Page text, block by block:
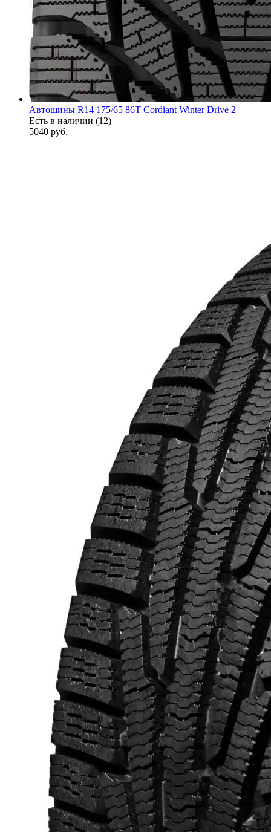
Автошины R14 175/65 86T Cordiant Winter Drive 2
Есть в наличии (12)
5040 руб.